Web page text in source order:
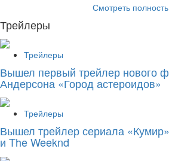
Смотреть
Трейлеры
Трейлеры
Вышел первый трейлер нового
Андерсона «Город астероидов»
Трейлеры
Вышел трейлер сериала
и The Weeknd